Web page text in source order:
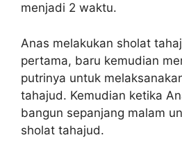
menjadi 2 waktu.
Anas melakukan sholat
pertama, baru kemudian
putrinya untuk
tahajud. Kemudian ketika
bangun sepanjang malam
sholat tahajud.